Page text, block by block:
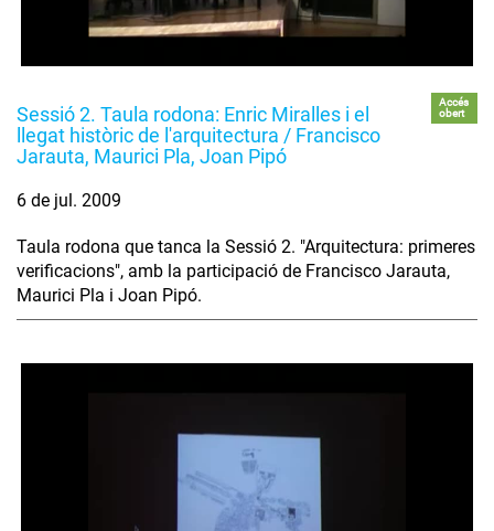
Sessió 2. Taula rodona: Enric Miralles i el
llegat històric de l'arquitectura / Francisco
Jarauta, Maurici Pla, Joan Pipó
Accés
obert
6 de jul. 2009
Taula rodona que tanca la Sessió 2. "Arquitectura: primeres
verificacions", amb la participació de Francisco Jarauta,
Maurici Pla i Joan Pipó.